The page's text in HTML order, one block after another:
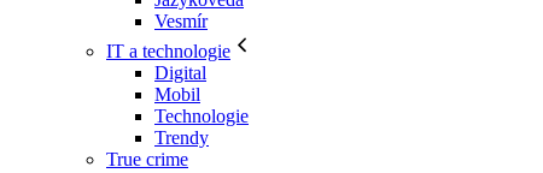
Vesmír
IT a technologie
Digital
Mobil
Technologie
Trendy
True crime